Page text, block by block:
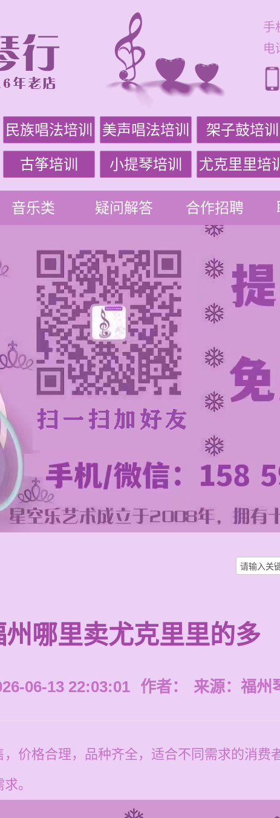
手
电
民族唱法培训 美声唱法培训 架子鼓培训
古筝培训 小提琴培训 尤克里里培训
音乐类 疑问解答 合作招聘
州哪里卖尤克里里的多
06-13 22:03:01 作者： 来源： 福州
价格合理，品种齐全，适合不同需求的消费
。